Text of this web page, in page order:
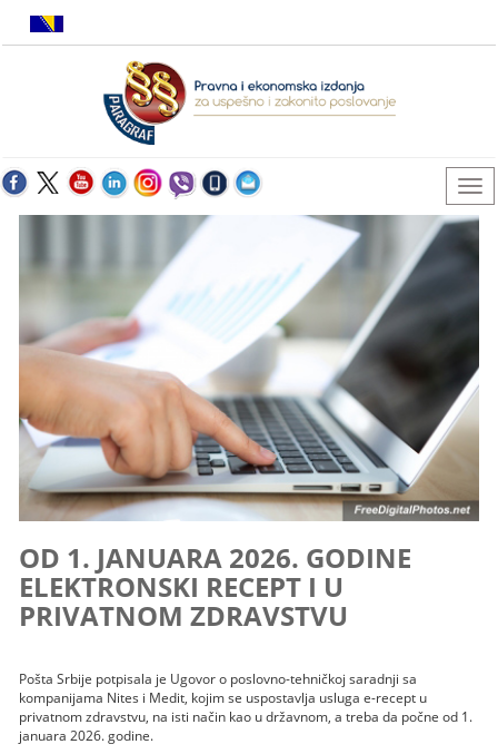
OD 1. JANUARA 2026. GODINE
ELEKTRONSKI RECEPT I U
PRIVATNOM ZDRAVSTVU
Pošta Srbije potpisala je Ugovor o poslovno-tehničkoj saradnji sa
kompanijama Nites i Medit, kojim se uspostavlja usluga e-recept u
privatnom zdravstvu, na isti način kao u državnom, a treba da počne od 1.
januara 2026. godine.